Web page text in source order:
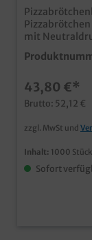
mit
Neutraldruck
individuell
43,80 €*
Brutto: 52,12 €
zzgl. MwSt und
Inhalt: 1000 Stück
Sofort